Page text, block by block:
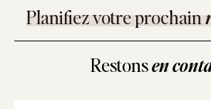
Planifiez votre prochain
Restonsen